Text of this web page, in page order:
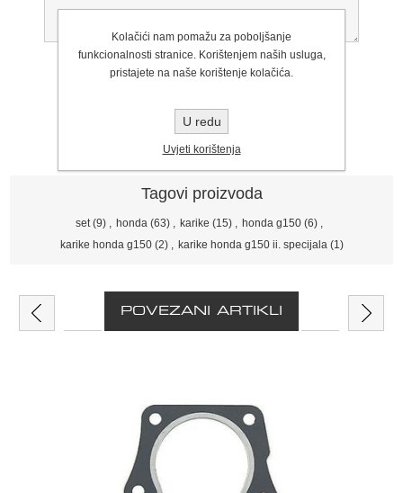
Ocjena:
Loše
Izvrstan
Tagovi proizvoda
set (9) , honda (63) , karike (15) , honda g150 (6) ,
karike honda g150 (2) , karike honda g150 ii. specijala (1)
POVEZANI ARTIKLI
Kolačići nam pomažu za poboljšanje
funkcionalnosti stranice. Korištenjem naših usluga,
pristajete na naše korištenje kolačića.
U redu
Uvjeti korištenja